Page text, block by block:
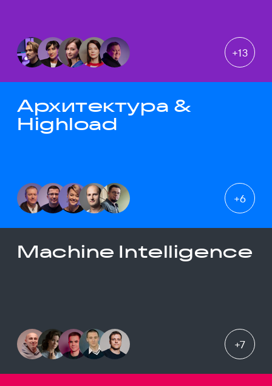
+13
Архитектура &
Highload
+6
Machine Intelligence
+7